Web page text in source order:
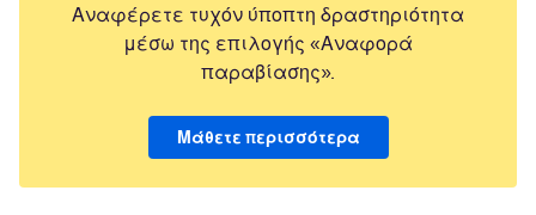
Αναφέρετε τυχόν ύποπτη δραστηριότητα
μέσω της επιλογής «Αναφορά
παραβίασης».
Μάθετε περισσότερα